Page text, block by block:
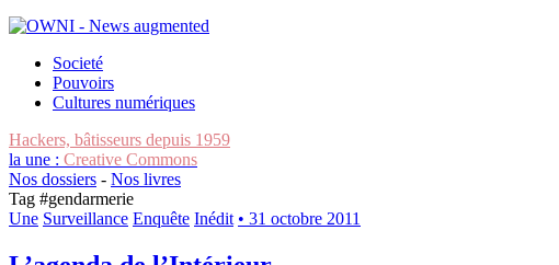
Societé
Pouvoirs
Cultures numériques
Hackers, bâtisseurs depuis 1959
la une : Creative Commons
Nos dossiers - Nos livres
Tag #gendarmerie
Une Surveillance Enquête Inédit • 31 octobre 2011